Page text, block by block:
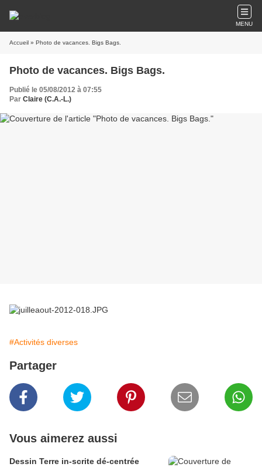
MENU
Accueil » Photo de vacances. Bigs Bags.
Photo de vacances. Bigs Bags.
Publié le 05/08/2012 à 07:55
Par Claire (C.A.-L.)
#Activités diverses
Partager
Vous aimerez aussi
Dessin Terre in-scrite dé-centrée